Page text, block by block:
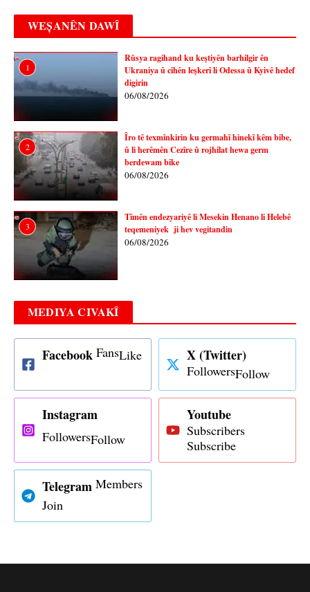
WEȘANÊN DAWÎ
1
Rûsya ragihand ku keştiyên barhilgir ên
Ukraniya û cihên leşkerî li Odessa û Kyivê hedef
digirin
06/08/2026
2
Îro tê texmînkirin ku germahî hinekî kêm bibe,
û li herêmên Cezîre û rojhilat hewa germ
berdewam bike
06/08/2026
3
Tîmên endezyariyê li Mesekin Henano li Helebê
teqemeniyek ji hev vegitandin
06/08/2026
MEDIYA CIVAKÎ
Facebook FansLike X (Twitter)
FollowersFollow
Instagram
FollowersFollow
Youtube
Subscribers
Subscribe
Telegram Members
Join